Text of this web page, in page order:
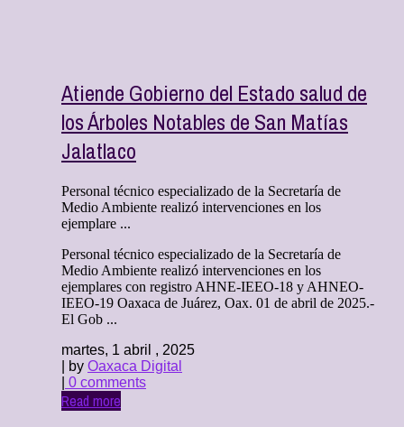
Atiende Gobierno del Estado salud de
los Árboles Notables de San Matías
Jalatlaco
Personal técnico especializado de la Secretaría de
Medio Ambiente realizó intervenciones en los
ejemplare ...
Personal técnico especializado de la Secretaría de
Medio Ambiente realizó intervenciones en los
ejemplares con registro AHNE-IEEO-18 y AHNEO-
IEEO-19 Oaxaca de Juárez, Oax. 01 de abril de 2025.-
El Gob ...
martes, 1 abril , 2025
| by Oaxaca Digital
0 comments
Read more